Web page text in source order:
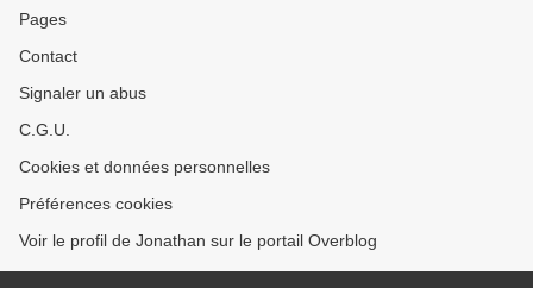
Pages
Contact
Signaler un abus
C.G.U.
Cookies et données personnelles
Préférences cookies
Voir le profil de Jonathan sur le portail Overblog